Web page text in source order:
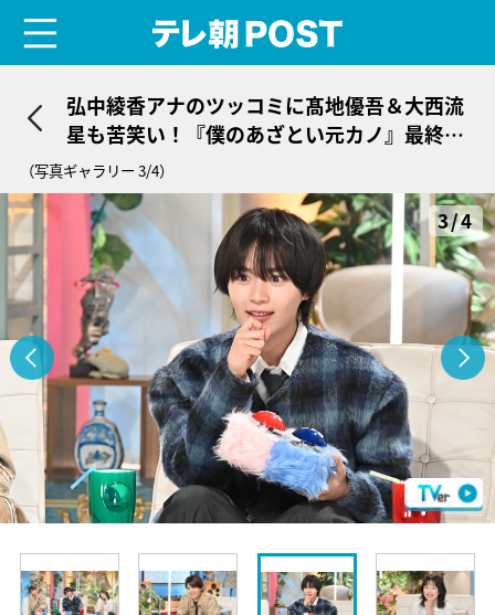
弘中綾香アナのツッコミに髙地優吾＆大西流
星も苦笑い！『僕のあざとい元カノ』最終回
のゲスト解禁
（写真ギャラリー 3/4）
3/4